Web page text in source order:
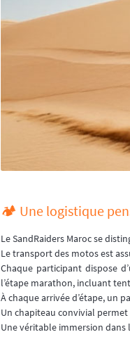
🏕️ Une logistique
Le SandRaiders Maroc se
Le transport des motos est
Chaque participant dispose
l’étape marathon, incluant
À chaque arrivée d’étape, un
Un chapiteau convivial
Une véritable immersion dans